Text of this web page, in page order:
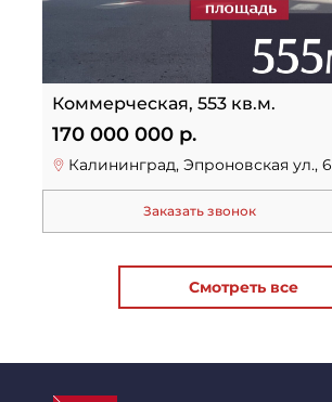
Коммерческая, 553 кв.м.
170 000 000 р.
Калининград, Эпроновская ул., 6
Заказать звонок
Смотреть все